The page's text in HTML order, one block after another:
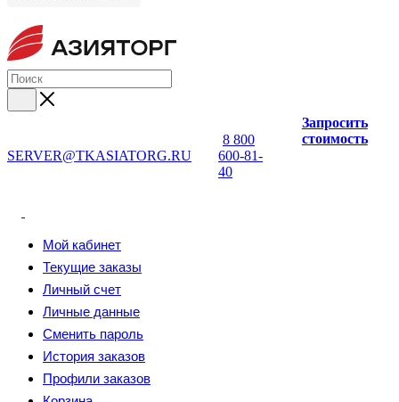
SERVER@TKASIATORG.RU
8 800
600-81-
40
Запросить
стоимость
Мой кабинет
Текущие заказы
Личный счет
Личные данные
Сменить пароль
История заказов
Профили заказов